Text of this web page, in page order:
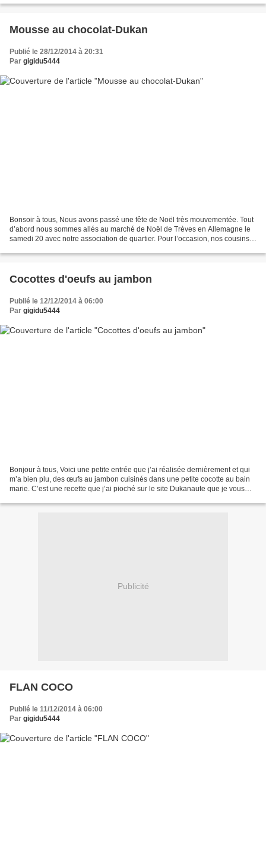
Mousse au chocolat-Dukan
Publié le 28/12/2014 à 20:31
Par gigidu5444
Bonsoir à tous, Nous avons passé une fête de Noël très mouvementée. Tout
d’abord nous sommes allés au marché de Noël de Trèves en Allemagne le
samedi 20 avec notre association de quartier. Pour l’occasion, nos cousins
Cocottes d'oeufs au jambon
Publié le 12/12/2014 à 06:00
Par gigidu5444
Bonjour à tous, Voici une petite entrée que j’ai réalisée dernièrement et qui
m’a bien plu, des œufs au jambon cuisinés dans une petite cocotte au bain
marie. C’est une recette que j’ai pioché sur le site Dukanaute que je vous
Publicité
FLAN COCO
Publié le 11/12/2014 à 06:00
Par gigidu5444